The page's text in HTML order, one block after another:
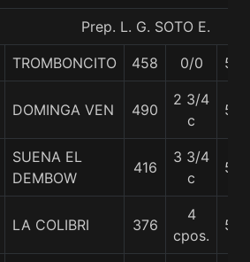
Prep. L. G. SOTO E.
TROMBONCITO 458 0/0 56
DOMINGA VEN 490
2 3/4
c
56
SUENA EL
DEMBOW
416
3 3/4
c
56
LA COLIBRI 376
4
cpos.
56